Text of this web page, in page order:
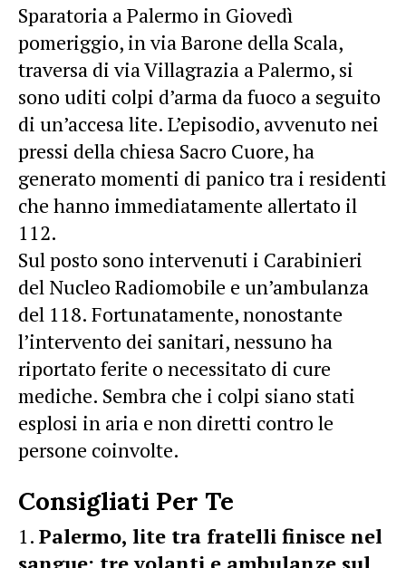
Sparatoria a Palermo in Giovedì
pomeriggio, in via Barone della Scala,
traversa di via Villagrazia a Palermo, si
sono uditi colpi d’arma da fuoco a seguito
di un’accesa lite. L’episodio, avvenuto nei
pressi della chiesa Sacro Cuore, ha
generato momenti di panico tra i residenti
che hanno immediatamente allertato il
112.
Sul posto sono intervenuti i Carabinieri
del Nucleo Radiomobile e un’ambulanza
del 118. Fortunatamente, nonostante
l’intervento dei sanitari, nessuno ha
riportato ferite o necessitato di cure
mediche. Sembra che i colpi siano stati
esplosi in aria e non diretti contro le
persone coinvolte.
Consigliati Per Te
Palermo, lite tra fratelli finisce nel